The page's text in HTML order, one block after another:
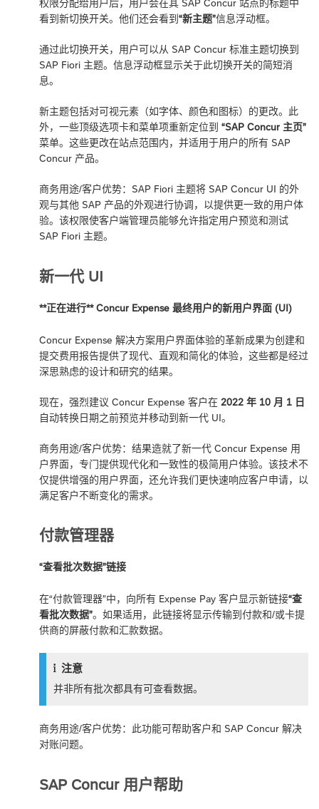
权限分配给用户后，用户会在其 SAP Concur 站点的标题中
看到新切换开关。他们还会看到 “新主题”信息浮动框。
通过此切换开关，用户可以从 SAP Concur 标准主题切换到
SAP Fiori 主题。信息浮动框显示关于此切换开关的简短消
息。
新主题包括对可视元素（如字体、颜色和图标）的更改。此
外，一些顶级选项卡和菜单项重新定位到 “SAP Concur 主页”
菜单。这些更改在站点范围内，并适用于用户的所有 SAP
Concur 产品。
商务用途/客户优势：SAP Fiori 主题将 SAP Concur UI 的外
观与其他 SAP 产品的外观进行协调，以提供更一致的用户体
验。该权限使客户端管理员能够允许指定用户预览和测试
SAP Fiori 主题。
新一代 UI
**正在进行** Concur Expense 最终用户的新用户界面 (UI)
Concur Expense 解决方案用户界面体验的革新成果为创建和
提交费用报告提供了现代、直观和简化的体验，这些都是经过
深思熟虑的设计和研究的结果。
现在，强烈建议 Concur Expense 客户在 2022 年 10 月 1 日
自动转换日期之前预览并移动到新一代 UI。
商务用途/客户优势：结果造就了新一代 Concur Expense 用
户界面，专门提供现代化和一致性的极简用户体验。该技术不
仅提供增强的用户界面，还允许我们更快速响应客户申请，以
满足客户不断变化的需求。
付款管理器
“查看批次数据”链接
在“付款管理器”中，向所有 Expense Pay 客户显示新链接“查
看批次数据”。如果适用，此链接将显示传输到付款和/或卡提
供商的屏蔽付款和汇款数据。
注意
并非所有批次都具有可查看数据。
商务用途/客户优势：此功能可帮助客户和 SAP Concur 解决
对账问题。
SAP Concur 用户帮助